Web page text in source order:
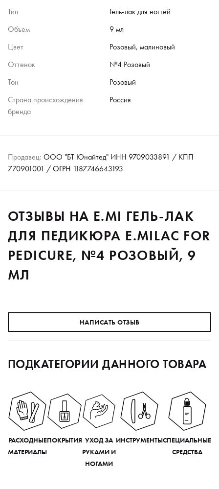
Тип
Гель-лак для ногтей
Объем
9 мл
Цвет
Розовый, малиновый
Оттенок
№4 Розовый
Тон
Розовый
Страна происхождения
бренда
Россия
Продавец: ООО "БТ Юнайтед" ИНН 9709033891 / КПП
770901001 / ОГРН 1187746643193
ОТЗЫВЫ НА E.MI ГЕЛЬ-ЛАК
ДЛЯ ПЕДИКЮРА E.MILAC FOR
PEDICURE, №4 РОЗОВЫЙ, 9
МЛ
НАПИСАТЬ ОТЗЫВ
ПОДКАТЕГОРИИ ДАННОГО ТОВАРА
РАСХОДНЫЕ
МАТЕРИАЛЫ
ПОКРЫТИЯ УХОД ЗА
РУКАМИ И
НОГАМИ
ИНСТРУМЕНТЫСПЕЦИАЛЬНЫЕ
СРЕДСТВА